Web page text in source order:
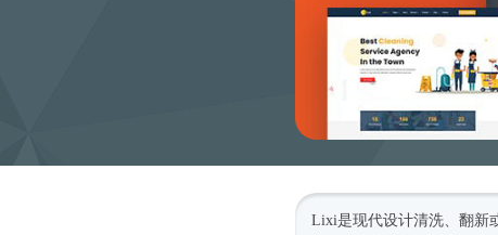
Lixi是现代设计清洗、翻新